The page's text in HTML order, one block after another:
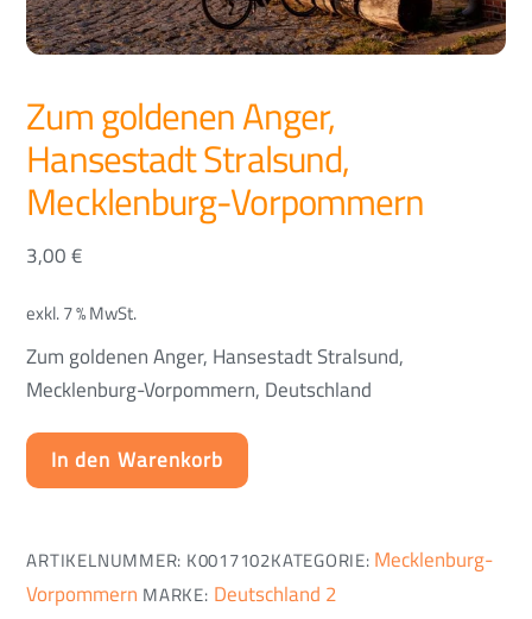
Zum goldenen Anger,
Hansestadt Stralsund,
Mecklenburg-Vorpommern
3,00€
exkl. 7 % MwSt.
Zum goldenen Anger, Hansestadt Stralsund,
Mecklenburg-Vorpommern, Deutschland
In den Warenkorb
ARTIKELNUMMER: K0017102KATEGORIE: Mecklenburg-
Vorpommern MARKE: Deutschland 2